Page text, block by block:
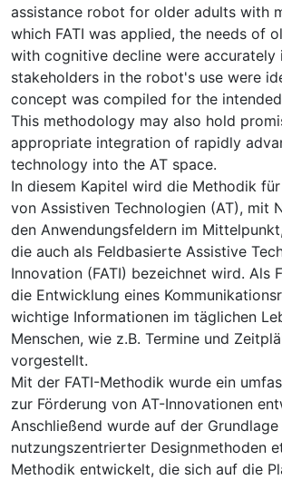
assistance robot for older adults with
which FATI was applied, the needs of
with cognitive decline were accurately
stakeholders in the robot's use were
concept was compiled for the
This methodology may also hold
appropriate integration of rapidly
technology into the AT space.
In diesem Kapitel wird die Methodik
von Assistiven Technologien (AT), mit
den Anwendungsfeldern im
die auch als Feldbasierte Assistive
Innovation (FATI) bezeichnet wird. Als
die Entwicklung eines
wichtige Informationen im täglichen
Menschen, wie z.B. Termine und
vorgestellt.
Mit der FATI-Methodik wurde ein
zur Förderung von AT-Innovationen
Anschließend wurde auf der
nutzungszentrierter Designmethoden
Methodik entwickelt, die sich auf die